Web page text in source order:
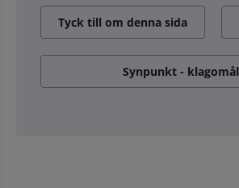
Tyck till om denna sida
Synpunkt - klagomål